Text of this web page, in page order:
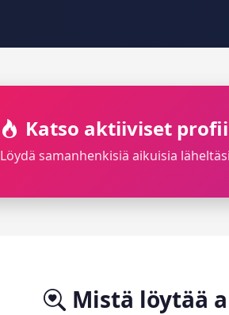
Katso aktiiviset
Löydä samanhenkisiä aikuisia
Mistä löytää